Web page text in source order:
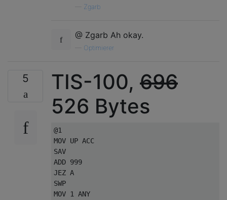
Zgarb
@ Zgarb Ah okay.
Optimierer
5 TIS-100, 696
526 Bytes
@1
MOV UP ACC
SAV
ADD 999
JEZ A
SWP
MOV 1 ANY